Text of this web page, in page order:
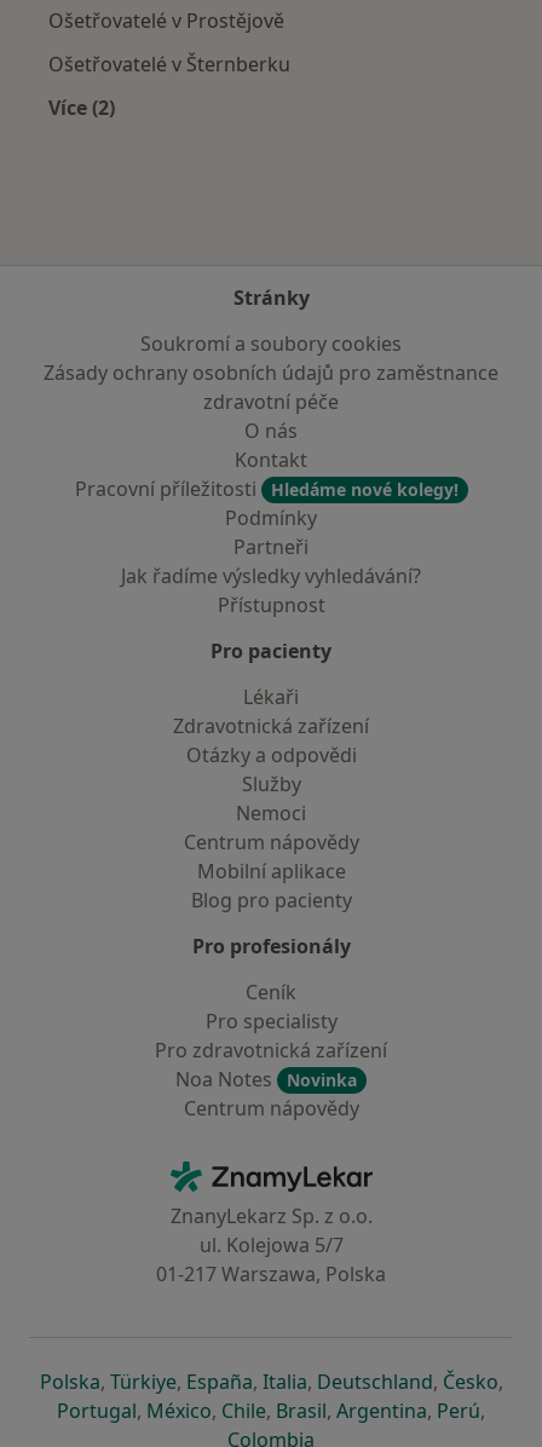
Ošetřovatelé v Prostějově
Ošetřovatelé v Šternberku
Více (2)
Stránky
Soukromí a soubory cookies
Zásady ochrany osobních údajů pro zaměstnance
zdravotní péče
O nás
Kontakt
Pracovní příležitosti
Hledáme nové kolegy!
Podmínky
Partneři
Jak řadíme výsledky vyhledávání?
Přístupnost
Pro pacienty
Lékaři
Zdravotnická zařízení
Otázky a odpovědi
Služby
Nemoci
Centrum nápovědy
Mobilní aplikace
Blog pro pacienty
Pro profesionály
Ceník
Pro specialisty
Pro zdravotnická zařízení
Noa Notes
Novinka
Centrum nápovědy
ZnamyLekar - Hlavní stránka
ZnanyLekarz Sp. z o.o.
ul. Kolejowa 5/7
01-217 Warszawa, Polska
Polskase otevře v nové záložce
, Türkiyese otevře v nové záložce
, Españase otevře v nové záložce
, Italiase otevře v nové záložce
, Deutschlandse otevře v
, Českose
,
Portugalse otevře v nové záložce
, Méxicose otevře v nové záložce
, Chilese otevře v nové záložce
, Brasilse otevře v nové
, Argentinase otevře v
, Perúse
,
Colombia